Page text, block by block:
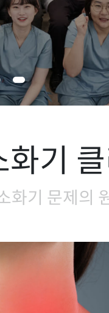
화기
화기 문제의